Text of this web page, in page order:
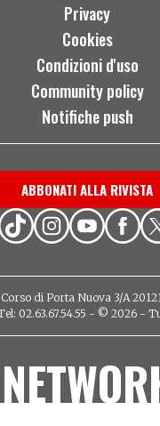
Privacy
Cookies
Condizioni d'uso
Community policy
Notifiche push
ABBONATI ALLA RIVISTA
di Porta Nuova 3/A
02.63.67.54.55 - © 2026 -